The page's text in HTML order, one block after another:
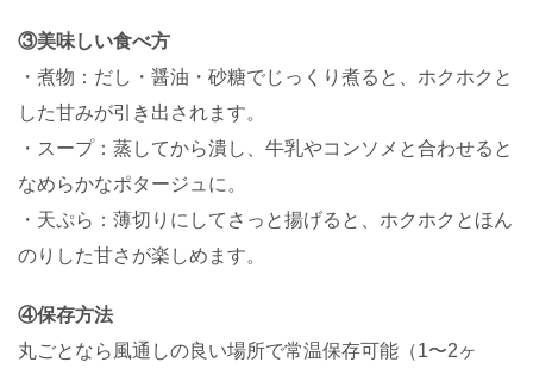
③美味しい食べ方
・煮物：だし・醤油・砂糖でじっくり煮ると、ホクホクと
した甘みが引き出されます。
・スープ：蒸してから潰し、牛乳やコンソメと合わせると
なめらかなポタージュに。
・天ぷら：薄切りにしてさっと揚げると、ホクホクとほん
のりした甘さが楽しめます。
④保存方法
丸ごとなら風通しの良い場所で常温保存可能（1〜2ヶ